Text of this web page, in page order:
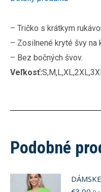
– Tričko s krátkym
– Zosilnené kryté švy na
– Bez bočných švov.
Veľkosť:
Podobné